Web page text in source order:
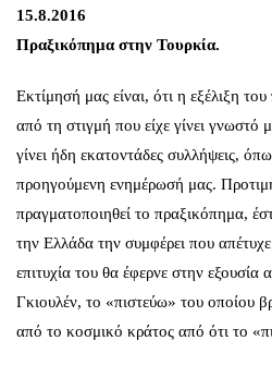
15.8.2016
Πραξικόπημα στην Τουρκία.
Εκτίμησή μας είναι, ότι η εξέλιξη
από τη στιγμή που είχε γίνει γνωστό
γίνει ήδη εκατοντάδες συλλήψεις,
προηγούμενη ενημέρωσή μας.
πραγματοποιηθεί το πραξικόπημα,
την Ελλάδα την συμφέρει που
επιτυχία του θα έφερνε στην
Γκιουλέν, το «πιστεύω» του οποίου
από το κοσμικό κράτος από ότι το